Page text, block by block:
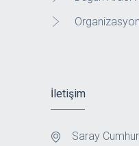
Organizasyon
İletişim
Saray